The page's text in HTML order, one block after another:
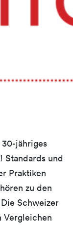
jähriges
Standards und
Praktiken
zu den
Schweizer
Vergleichen